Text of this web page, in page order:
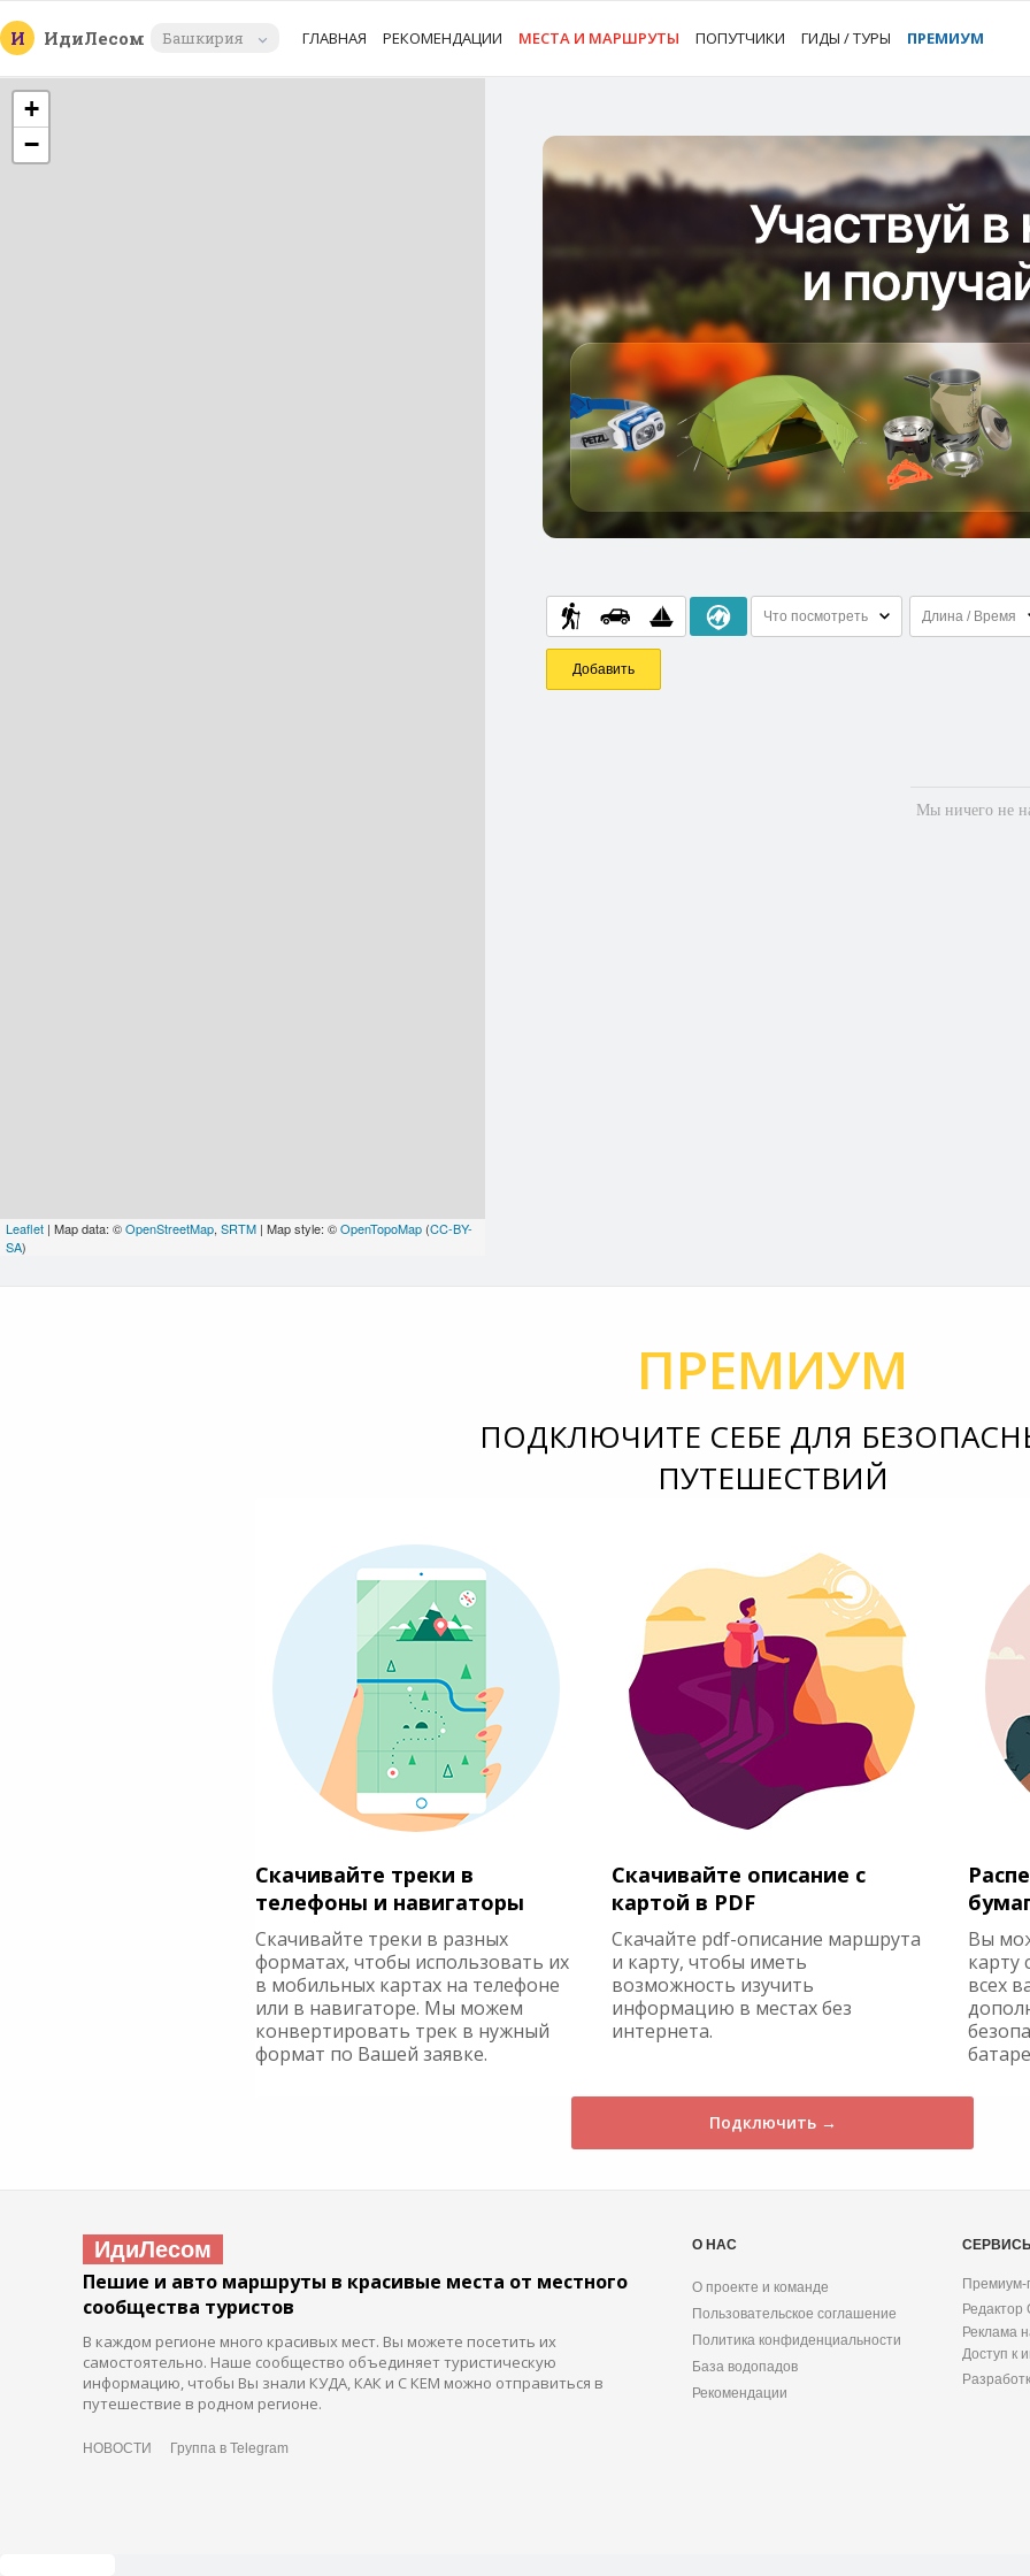
И ИдиЛесом Башкирия ГЛАВНАЯ РЕКОМЕНДАЦИИ МЕСТА И МАРШРУТЫ ПОПУТЧИКИ ГИДЫ / ТУРЫ ПРЕМИУМ
+
−
Leaflet | Map data: ©OpenStreetMap, SRTM | Map style: ©OpenTopoMap (CC-BY-
SA)
Что посмотреть Длина / Время
Добавить
Мы ничего не
ПРЕМИУМ
ПОДКЛЮЧИТЕ СЕБЕ ДЛЯ
ПУТЕШЕСТВИЙ
Скачивайте треки в
телефоны и навигаторы
Скачивайте треки в разных
форматах, чтобы использовать их
в мобильных картах на телефоне
или в навигаторе. Мы можем
конвертировать трек в нужный
формат по Вашей заявке.
Скачивайте описание с
картой в PDF
Скачайте pdf-описание маршрута
и карту, чтобы иметь
возможность изучить
информацию в местах без
интернета.
Вы
карту
всех
Подключить →
ИдиЛесом
Пешие и авто маршруты в красивые места от местного
сообщества туристов
В каждом регионе много красивых мест. Вы можете посетить их
самостоятельно. Наше сообщество объединяет туристическую
информацию, чтобы Вы знали КУДА, КАК и С КЕМ можно отправиться в
путешествие в родном регионе.
НОВОСТИ Группа в Telegram
О НАС
О проекте и команде
Пользовательское соглашение
Политика конфиденциальности
База водопадов
Рекомендации
Премиум-
Редактор
Реклама
Доступ к